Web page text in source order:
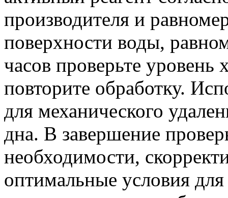
производителя и
поверхности воды,
часов проверьте
повторите обработку.
для механического
дна. В завершение
необходимости,
оптимальные условия